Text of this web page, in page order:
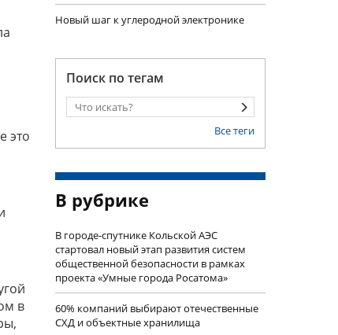
это
в
Новый шаг к углеродной электронике
Поиск по тегам
Все теги
В рубрике
В городе-спутнике Кольской АЭС
стартовал новый этап развития систем
общественной безопасности в рамках
проекта «Умные города Росатома»
60% компаний выбирают отечественные
СХД и объектные хранилища